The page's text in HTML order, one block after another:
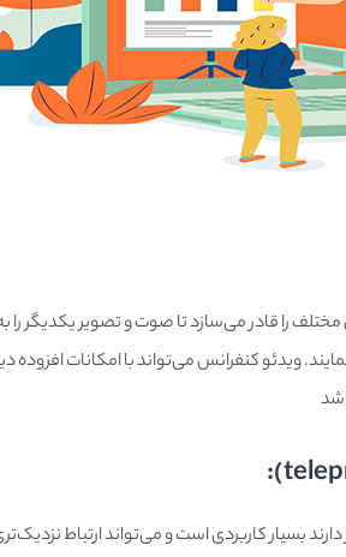
را قادر می‌سازد تا صوت و تصویر یکدیگر را
ویدئو کنفرانس می‌تواند با امکانات افزوده
بسیار کاربردی است و می‌تواند ارتباط